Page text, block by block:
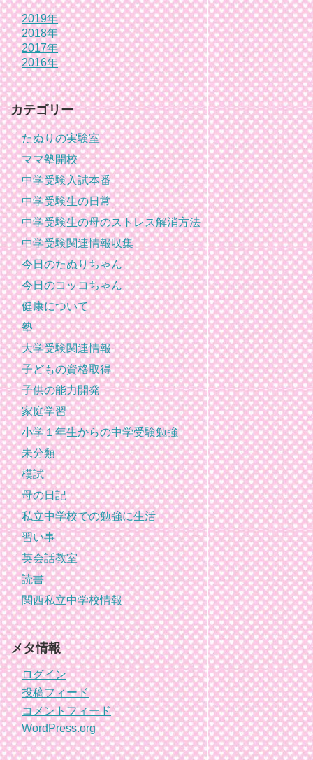
2019年
2018年
2017年
2016年
カテゴリー
たぬりの実験室
ママ塾開校
中学受験入試本番
中学受験生の日常
中学受験生の母のストレス解消方法
中学受験関連情報収集
今日のたぬりちゃん
今日のコッコちゃん
健康について
塾
大学受験関連情報
子どもの資格取得
子供の能力開発
家庭学習
小学１年生からの中学受験勉強
未分類
模試
母の日記
私立中学校での勉強に生活
習い事
英会話教室
読書
関西私立中学校情報
メタ情報
ログイン
投稿フィード
コメントフィード
WordPress.org